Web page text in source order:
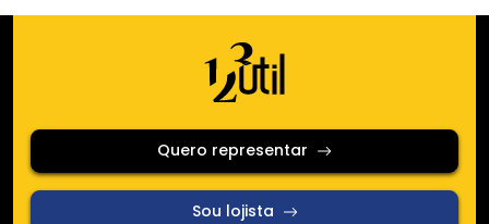
Quero representar
Sou lojista